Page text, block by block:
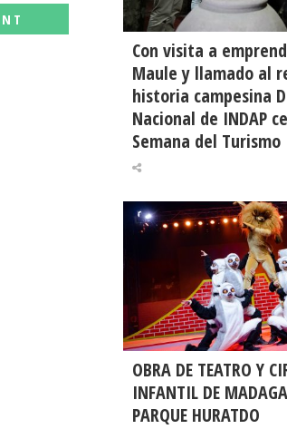
Con visita a
Maule y llamado al
historia campesina
Nacional de INDAP
Semana del Turismo
OBRA DE TEATRO Y
INFANTIL DE
PARQUE HURATDO